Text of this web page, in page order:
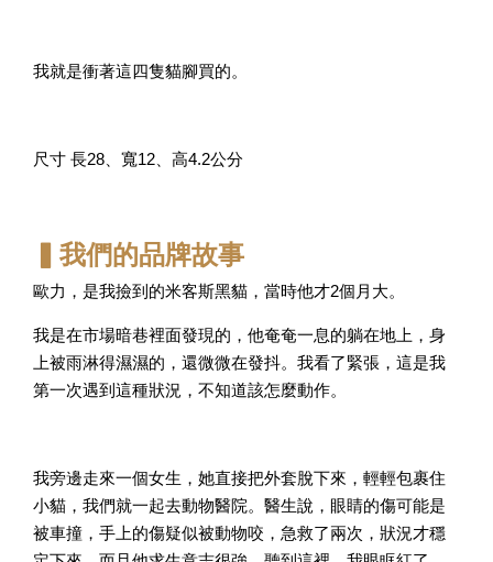
我就是衝著這四隻貓腳買的。
尺寸 長28、寬12、高4.2公分
▍我們的品牌故事
歐力，是我撿到的米客斯黑貓，當時他才2個月大。
我是在市場暗巷裡面發現的，他奄奄一息的躺在地上，身
上被雨淋得濕濕的，還微微在發抖。我看了緊張，這是我
第一次遇到這種狀況，不知道該怎麼動作。
我旁邊走來一個女生，她直接把外套脫下來，輕輕包裹住
小貓，我們就一起去動物醫院。醫生說，眼睛的傷可能是
被車撞，手上的傷疑似被動物咬，急救了兩次，狀況才穩